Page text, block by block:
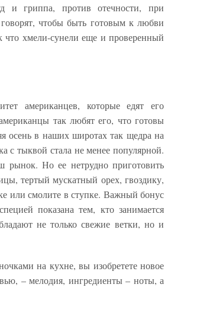
и гриппа, против отечности, при
чтобы быть готовым к любви
хмели-сунели еще и проверенный
американцев, которые едят его
так любят его, что готовы
осень в наших широтах так щедра на
тыквой стала не менее популярной.
рынок. Но ее нетрудно приготовить
тертый мускатный орех, гвоздику,
или смолите в ступке. Важный бонус
показана тем, кто занимается
не только свежие ветки, но и
на кухне, вы изобретете новое
– мелодия, ингредиенты – ноты, а